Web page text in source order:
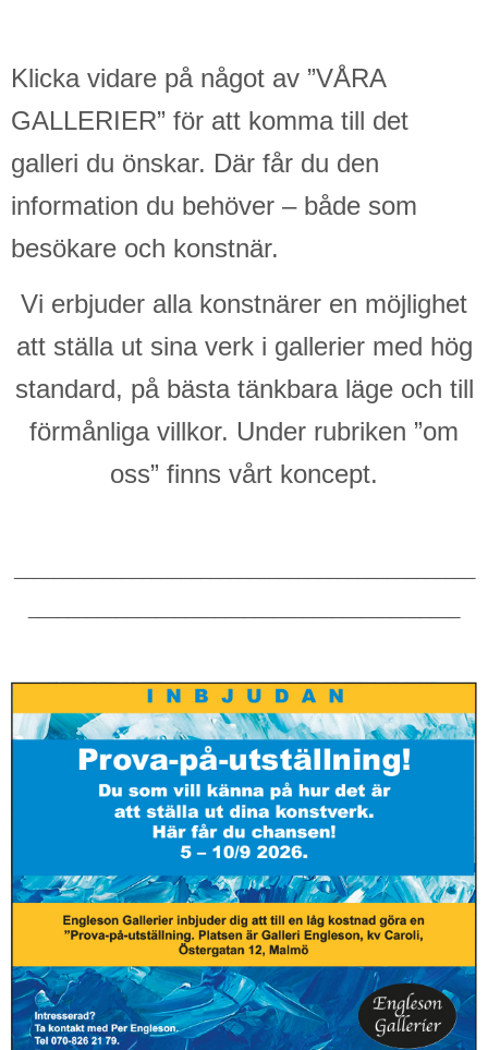
Klicka vidare på något av ”VÅRA
GALLERIER” för att komma till det
galleri du önskar. Där får du den
information du behöver – både som
besökare och konstnär.
Vi erbjuder alla konstnärer en möjlighet
att ställa ut sina verk i gallerier med hög
standard, på bästa tänkbara läge och till
förmånliga villkor. Under rubriken ”om
oss” finns vårt koncept.